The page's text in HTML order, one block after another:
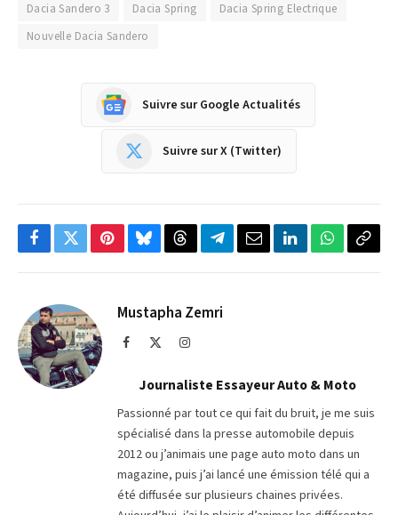
Dacia Sandero 3
Dacia Spring
Dacia Spring Electrique
Nouvelle Dacia Sandero
Suivre sur Google Actualités
Suivre sur X (Twitter)
Facebook
TwitterPinterestBlueskyThreadsPartager
Telegram
EmailLinkedInWhatsApp
Mustapha Zemri
Facebook Instagram
Journaliste Essayeur Auto & Moto
Passionné par tout ce qui fait du bruit, je me suis
spécialisé dans la presse automobile depuis
2012 ou j’animais une page auto moto dans un
magazine, puis j’ai lancé une émission télé qui a
été diffusée sur plusieurs chaines privées.